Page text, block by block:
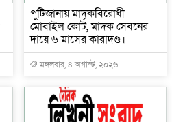
পুটিজানায় মাদকবিরোধী
মোবাইল কোর্ট, মাদক সেবনের
দায়ে ৬ মাসের কারাদণ্ড।
মঙ্গলবার, ৪ অগাস্ট, ২০২৬